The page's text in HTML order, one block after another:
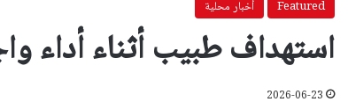
Featured أخبار محلية
استهداف طبيب أثناء أداء
2026-06-23